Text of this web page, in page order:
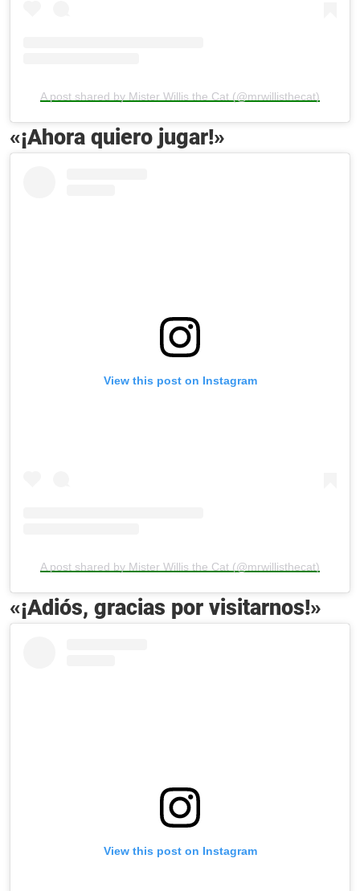
A post shared by Mister Willis the Cat (@mrwillisthecat)
«¡Ahora quiero jugar!»
View this post on Instagram
A post shared by Mister Willis the Cat (@mrwillisthecat)
«¡Adiós, gracias por visitarnos!»
View this post on Instagram